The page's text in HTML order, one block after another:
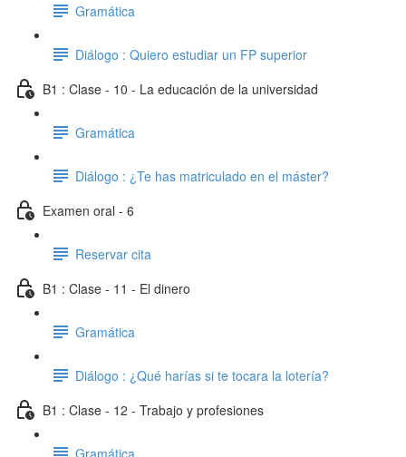
Gramática
Diálogo : Quiero estudiar un FP superior
B1 : Clase - 10 - La educación de la universidad
Gramática
Diálogo : ¿Te has matriculado en el máster?
Examen oral - 6
Reservar cita
B1 : Clase - 11 - El dinero
Gramática
Diálogo : ¿Qué harías si te tocara la lotería?
B1 : Clase - 12 - Trabajo y profesiones
Gramática